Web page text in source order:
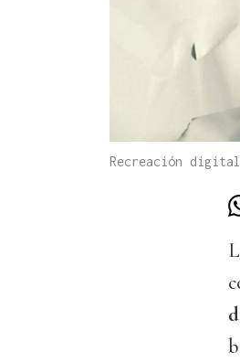
Recreación digital